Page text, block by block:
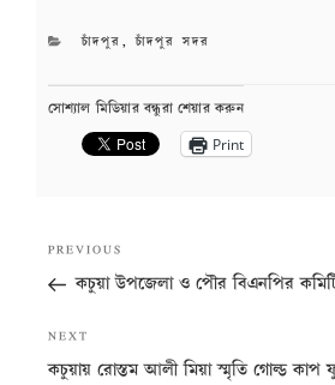
CATEGORIES
চাঁদপুর ,চাঁদপুর সদর
সোশ্যাল মিডিয়ার বন্ধুরা শেয়ার করুন
Print
navigation
Previous
Post
PREVIOUS
কচুয়া উপজেলা ও পৌর বিএনপির
Next
Post
NEXT
কচুয়ায় রোস্তম আলী মিয়া স্মৃতি গোল্ড কাপ